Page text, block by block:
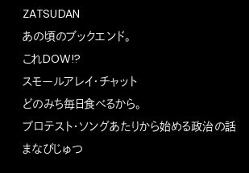
ZATSUDAN
あの頃のブックエンド。
これDOW!?
スモールアレイ・チャット
どのみち毎日食べるから。
プロテスト・ソングあたりから始める政治の話
まなびじゅつ